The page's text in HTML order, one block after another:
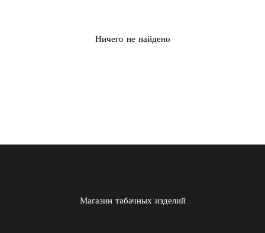
Ничего не найдено
Магазин табачных изделий